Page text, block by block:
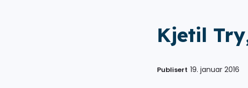
Kjetil
Publisert 19. januar 2016